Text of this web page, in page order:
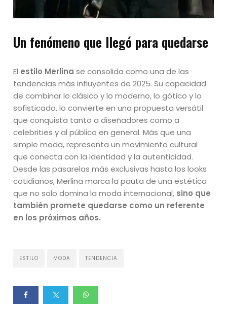
Un fenómeno que llegó para quedarse
El estilo Merlina se consolida como una de las
tendencias más influyentes de 2025. Su capacidad
de combinar lo clásico y lo moderno, lo gótico y lo
sofisticado, lo convierte en una propuesta versátil
que conquista tanto a diseñadores como a
celebrities y al público en general. Más que una
simple moda, representa un movimiento cultural
que conecta con la identidad y la autenticidad.
Desde las pasarelas más exclusivas hasta los looks
cotidianos, Merlina marca la pauta de una estética
que no solo domina la moda internacional, sino que
también promete quedarse como un referente
en los próximos años.
ESTILO MODA TENDENCIA